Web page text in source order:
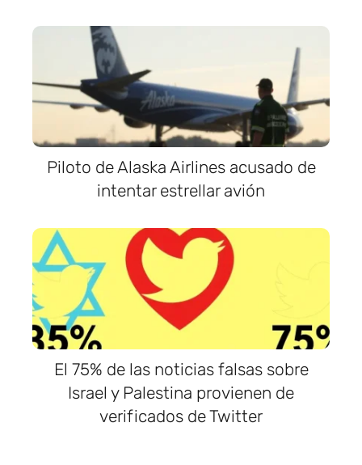
Piloto de Alaska Airlines acusado de
intentar estrellar avión
El 75% de las noticias falsas sobre
Israel y Palestina provienen de
verificados de Twitter